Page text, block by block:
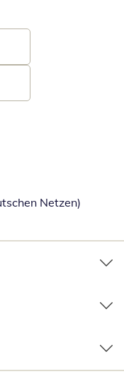
Netzen)